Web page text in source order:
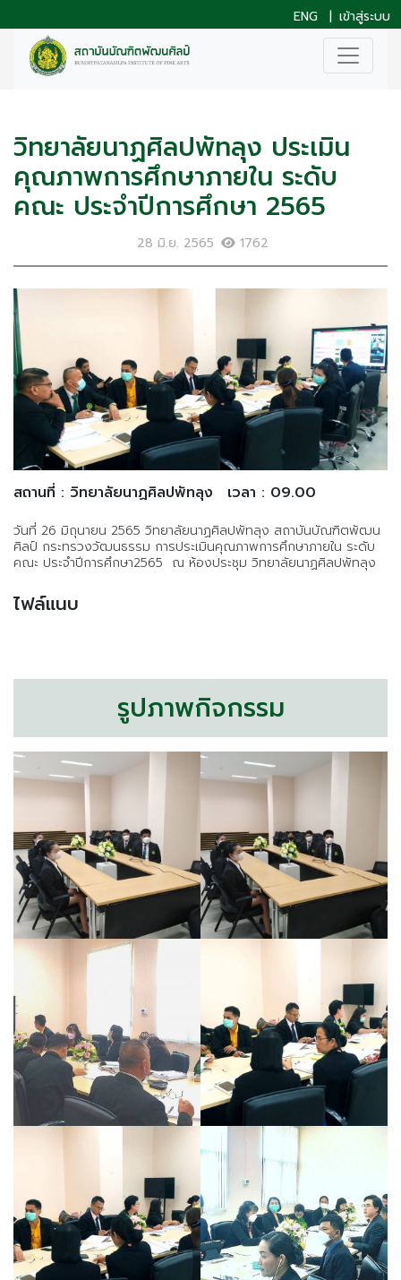
ENG | เข้าสู่ระบบ
วิทยาลัยนาฏศิลปพัทลุง ประเมิน
คุณภาพการศึกษาภายใน ระดับ
คณะ ประจำปีการศึกษา 2565
28 มิ.ย. 2565 1762
สถานที่ : วิทยาลัยนาฏศิลปพัทลุง เวลา : 09.00
วันที่ 26 มิถุนายน 2565 วิทยาลัยนาฏศิลปพัทลุง สถาบันบัณฑิตพัฒน
ศิลป์ กระทรวงวัฒนธรรม การประเมินคุณภาพการศึกษาภายใน ระดับ
คณะ ประจำปีการศึกษา2565​ ณ ห้องประชุม วิทยาลัยนาฏศิลปพัทลุง
ไฟล์แนบ
รูปภาพกิจกรรม